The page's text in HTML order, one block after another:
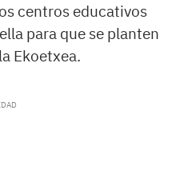
centros educativos
para que se planten
Ekoetxea.